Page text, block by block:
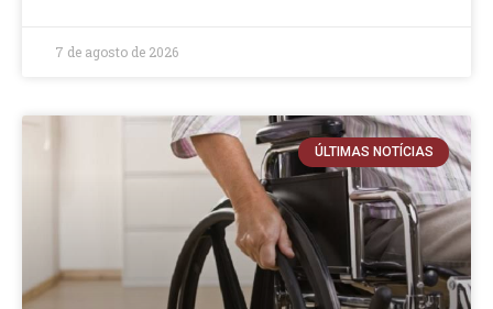
7 de agosto de 2026
ÚLTIMAS NOTÍCIAS